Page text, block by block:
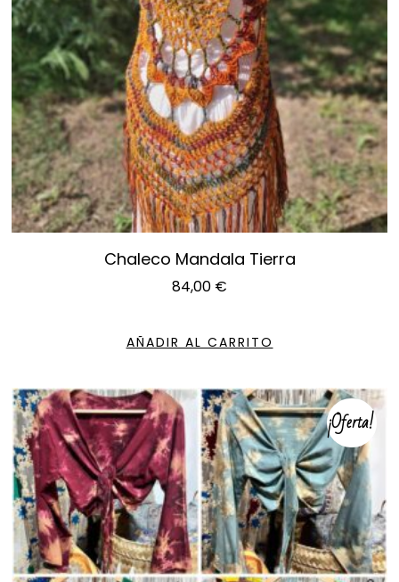
Chaleco Mandala Tierra
84,00 €
AÑADIR AL CARRITO
¡Oferta!